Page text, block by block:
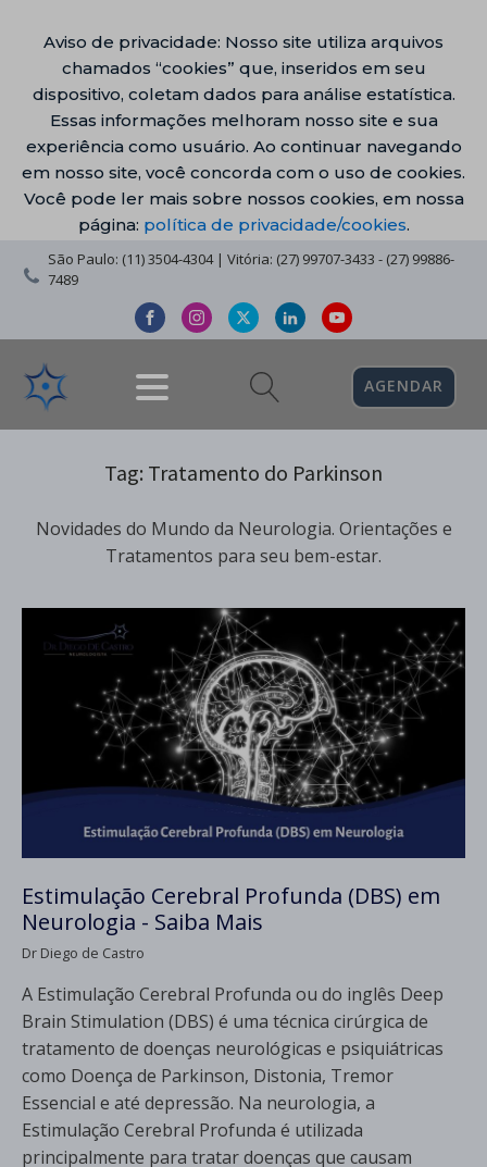
Aviso de privacidade: Nosso site utiliza arquivos
chamados “cookies” que, inseridos em seu
dispositivo, coletam dados para análise estatística.
Essas informações melhoram nosso site e sua
experiência como usuário. Ao continuar navegando
em nosso site, você concorda com o uso de cookies.
Você pode ler mais sobre nossos cookies, em nossa
página: política de privacidade/cookies.
São Paulo: (11) 3504-4304 | Vitória: (27) 99707-3433 - (27) 99886-
7489
AGENDAR
Tag: Tratamento do Parkinson
Novidades do Mundo da Neurologia. Orientações e
Tratamentos para seu bem-estar.
Estimulação Cerebral Profunda (DBS) em
Neurologia - Saiba Mais
Dr Diego de Castro
A Estimulação Cerebral Profunda ou do inglês Deep
Brain Stimulation (DBS) é uma técnica cirúrgica de
tratamento de doenças neurológicas e psiquiátricas
como Doença de Parkinson, Distonia, Tremor
Essencial e até depressão. Na neurologia, a
Estimulação Cerebral Profunda é utilizada
principalmente para tratar doenças que causam